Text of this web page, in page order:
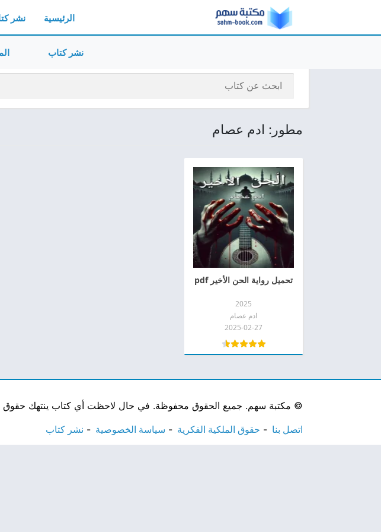
الرئيسية نشر
نشر كتاب
مطور: ادم عصام
تحميل رواية الحن الأخير pdf
2025
ادم عصام
2025-02-27
© مكتبة سهم. جميع الحقوق محفوظة. في حال لاحظت أي كتاب ينتهك حقوق
اتصل بنا حقوق الملكية الفكرية سياسة الخصوصية نشر كتاب